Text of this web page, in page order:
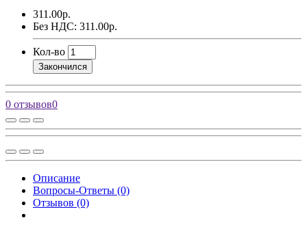
311.00р.
Без НДС: 311.00р.
Кол-во
Закончился
0 отзывов0
Описание
Вопросы-Ответы (0)
Отзывов (0)